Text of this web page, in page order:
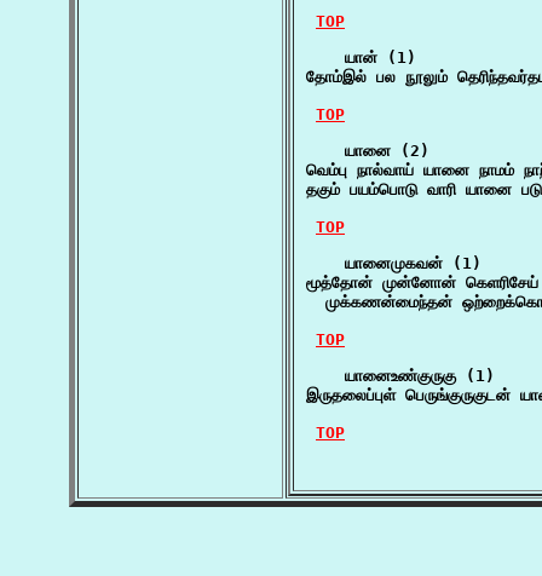
TOP
    யான் (1)
தோம்இல் பல நூலும்
TOP
    யானை (2)
வெம்பு நால்வாய் யானை நாமம்
தகும் பயம்பொடு வாரி யானை
TOP
    யானைமுகவன் (1)
மூத்தோன் முன்னோன்
முக்கணன்மைந்தன்
TOP
    யானைஉண்குருகு (1)
இருதலைப்புள்
TOP